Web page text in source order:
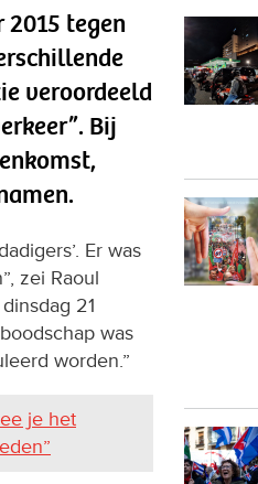
tegen
veroordeeld
Bij
Er was
zei Raoul
21
was
worden.”
je het